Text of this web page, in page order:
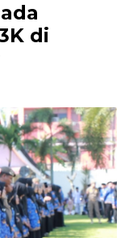
di